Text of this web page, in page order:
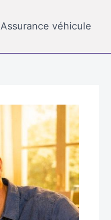
Assurance véhicule